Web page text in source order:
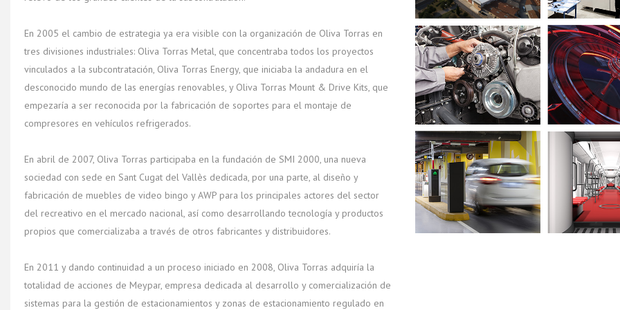
En 2005 el cambio de estrategia ya era visible con la organización de Oliva Torras en
tres divisiones industriales: Oliva Torras Metal, que concentraba todos los proyectos
vinculados a la subcontratación, Oliva Torras Energy, que iniciaba la andadura en el
desconocido mundo de las energías renovables, y Oliva Torras Mount & Drive Kits, que
empezaría a ser reconocida por la fabricación de soportes para el montaje de
compresores en vehículos refrigerados.
En abril de 2007, Oliva Torras participaba en la fundación de SMI 2000, una nueva
sociedad con sede en Sant Cugat del Vallès dedicada, por una parte, al diseño y
fabricación de muebles de video bingo y AWP para los principales actores del sector
del recreativo en el mercado nacional, así como desarrollando tecnología y productos
propios que comercializaba a través de otros fabricantes y distribuidores.
En 2011 y dando continuidad a un proceso iniciado en 2008, Oliva Torras adquiría la
totalidad de acciones de Meypar, empresa dedicada al desarrollo y comercialización de
sistemas para la gestión de estacionamientos y zonas de estacionamiento regulado en